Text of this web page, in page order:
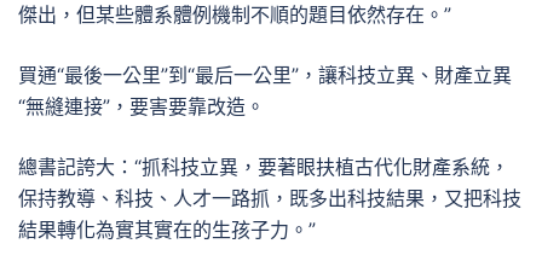
傑出，但某些體系體例機制不順的題目依然存在。”
買通“最後一公里”到“最后一公里”，讓科技立異、財產立異
“無縫連接”，要害要靠改造。
總書記誇大：“抓科技立異，要著眼扶植古代化財產系統，
保持教導、科技、人才一路抓，既多出科技結果，又把科技
結果轉化為實其實在的生孩子力。”